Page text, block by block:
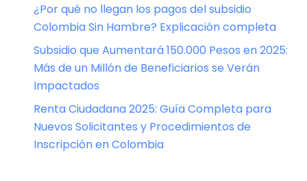
¿Por qué no llegan los pagos del subsidio
Colombia Sin Hambre? Explicación completa
Subsidio que Aumentará 150.000 Pesos en 2025:
Más de un Millón de Beneficiarios se Verán
Impactados
Renta Ciudadana 2025: Guía Completa para
Nuevos Solicitantes y Procedimientos de
Inscripción en Colombia